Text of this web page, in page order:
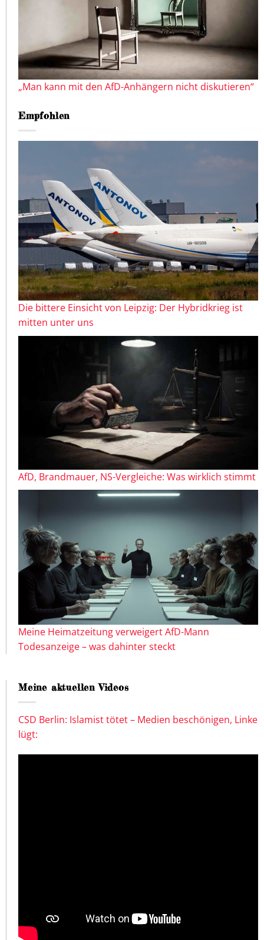
„Man kann mit den AfD-Anhängern nicht diskutieren“
Empfohlen
Die bittere Einsicht von Leipzig: Der Hybridkrieg ist
mitten unter uns
AfD, Brandmauer, NS-Vergleiche: Was wirklich stimmt
Meine Heimatzeitung verweigert AfD-Mann
Todesanzeige – was dahinter steckt
Meine aktuellen Videos
CSD Berlin: Islamist tötet – Medien beschönigen, Linke
lügt: